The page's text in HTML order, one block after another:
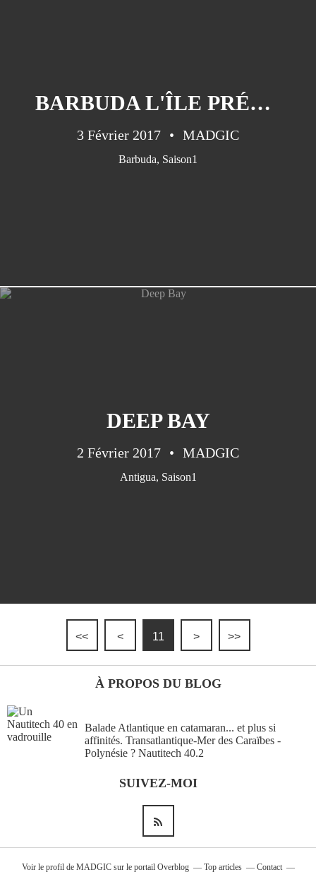
BARBUDA L'ÎLE PRÉSERVÉE : COCOA POINT
3 Février 2017 MADGIC
Barbuda, Saison1
DEEP BAY
2 Février 2017 MADGIC
Antigua, Saison1
<< < 11 > >>
À PROPOS DU BLOG
Balade Atlantique en catamaran... et plus si
affinités. Transatlantique-Mer des Caraïbes -
Polynésie ? Nautitech 40.2
SUIVEZ-MOI
Voir le profil de MADGICsur le portail Overblog Top articles Contact